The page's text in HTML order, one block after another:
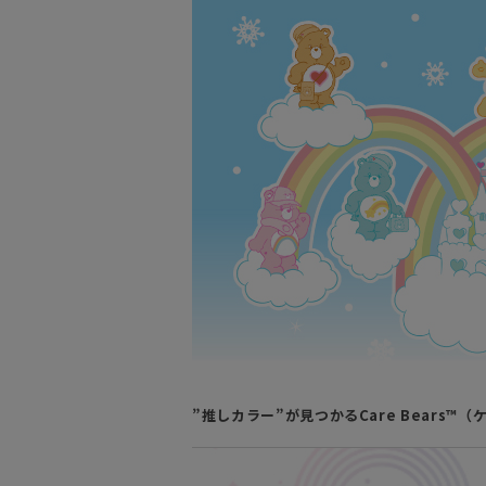
”推しカラー”が見つかるCare Bears™（